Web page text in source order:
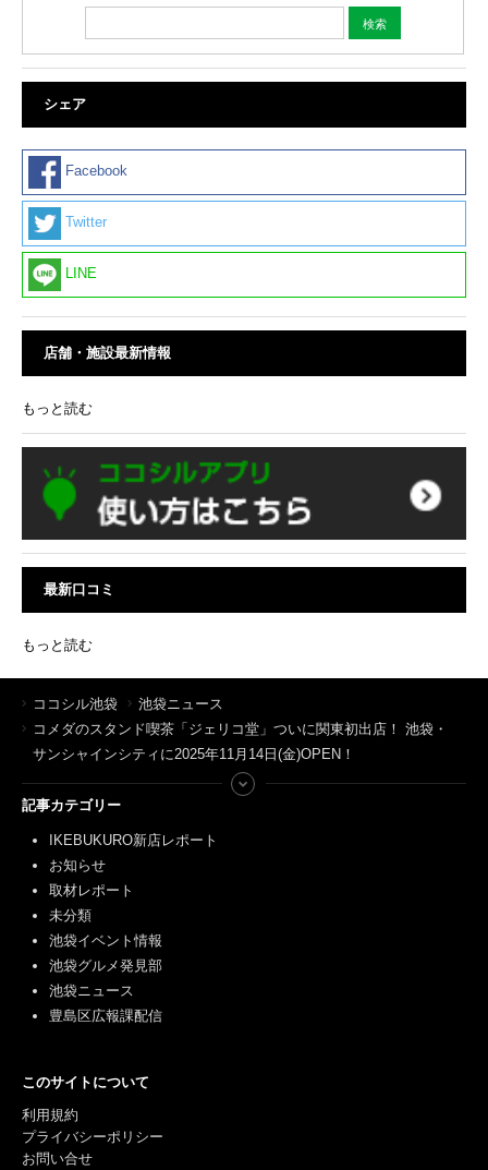
シェア
Facebook
Twitter
LINE
店舗・施設最新情報
もっと読む
最新口コミ
もっと読む
ココシル池袋
池袋ニュース
コメダのスタンド喫茶「ジェリコ堂」ついに関東初出店！ 池袋・
サンシャインシティに2025年11月14日(金)OPEN！
記事カテゴリー
IKEBUKURO新店レポート
お知らせ
取材レポート
未分類
池袋イベント情報
池袋グルメ発見部
池袋ニュース
豊島区広報課配信
このサイトについて
利用規約
プライバシーポリシー
お問い合せ